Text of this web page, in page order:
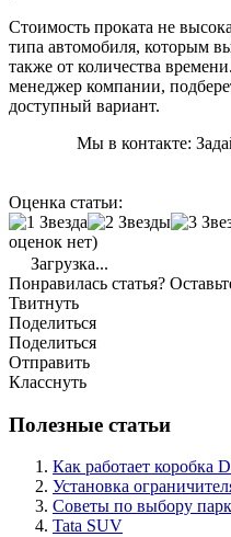
Стоимость проката не
типа автомобиля, которым
также от количества
менеджер компании,
доступный вариант.
Мы в контакте:
Оценка статьи:
оценок нет)
Загрузка...
Понравилась статья?
Твитнуть
Поделиться
Поделиться
Отправить
Класснуть
Полезные статьи
Как работает коробка
Установка
Советы по выбору
Tata SUV